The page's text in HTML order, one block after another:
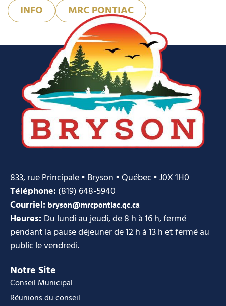
INFO MRC PONTIAC
833, rue Principale • Bryson • Québec • J0X 1H0
Téléphone:(819) 648-5940
Courriel: bryson@mrcpontiac.qc.ca
Heures: Du lundi au jeudi, de 8 h à 16 h, fermé
pendant la pause déjeuner de 12 h à 13 h et fermé au
public le vendredi.
Notre Site
Conseil Municipal
Réunions du conseil